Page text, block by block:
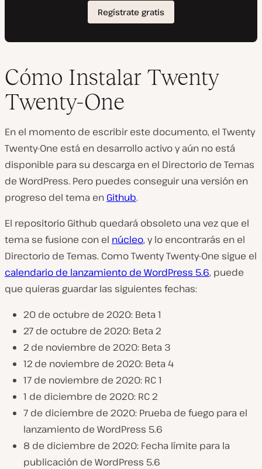
Cómo Instalar Twenty
Twenty-One
En el momento de escribir este documento, el Twenty
Twenty-One está en desarrollo activo y aún no está
disponible para su descarga en el Directorio de Temas
de WordPress. Pero puedes conseguir una versión en
progreso del tema en Github.
El repositorio Github quedará obsoleto una vez que el
tema se fusione con el núcleo, y lo encontrarás en el
Directorio de Temas. Como Twenty Twenty-One sigue el
calendario de lanzamiento de WordPress 5.6, puede
que quieras guardar las siguientes fechas:
20 de octubre de 2020: Beta 1
27 de octubre de 2020: Beta 2
2 de noviembre de 2020: Beta 3
12 de noviembre de 2020: Beta 4
17 de noviembre de 2020: RC 1
1 de diciembre de 2020: RC 2
7 de diciembre de 2020: Prueba de fuego para el
lanzamiento de WordPress 5.6
8 de diciembre de 2020: Fecha límite para la
publicación de WordPress 5.6